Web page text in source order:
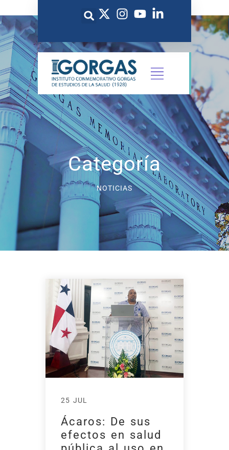
Categoría
NOTICIAS
25 JUL
Ácaros: De sus
efectos en salud